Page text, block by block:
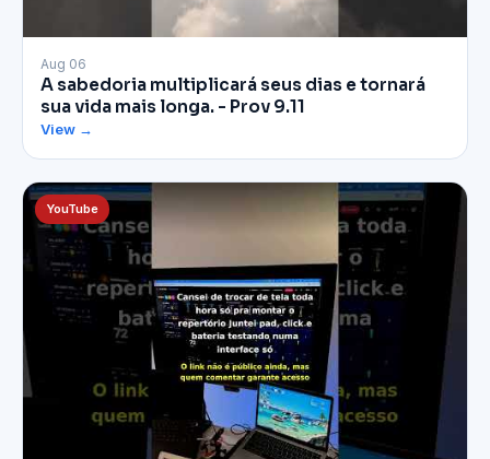
▶
Aug 06
A sabedoria multiplicará seus dias e tornará
sua vida mais longa. - Prov 9.11
View →
YouTube